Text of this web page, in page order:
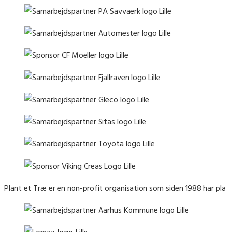
Plant et Træ er en non-profit organisation som siden 1988 har